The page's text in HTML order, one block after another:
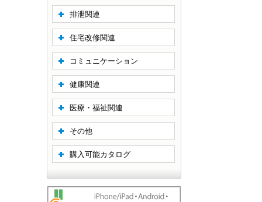
排泄関連
住宅改修関連
コミュニケーション
健康関連
医療・福祉関連
その他
購入可能カタログ